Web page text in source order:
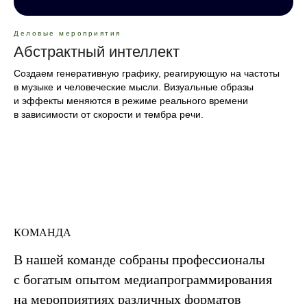
Деловые мероприятия
Абстрактный интеллект
Создаем генеративную графику, реагирующую на частоты
в музыке и человеческие мысли. Визуальные образы
и эффекты меняются в режиме реального времени
в зависимости от скорости и тембра речи.
КОМАНДА
В нашей команде собраны профессионалы
с богатым опытом медиапрограммирования
на мероприятиях различных форматов